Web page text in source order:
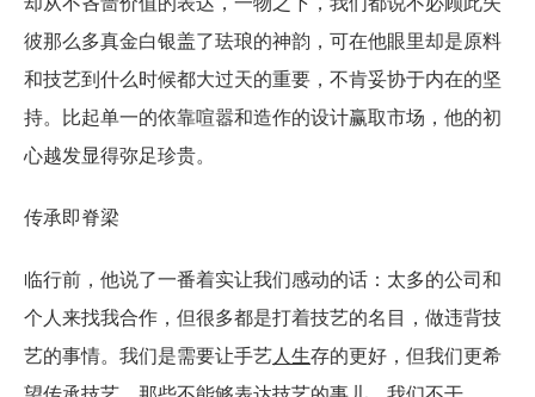
彼那么多真金白银盖了珐琅的神韵，可在他眼里却是原料
和技艺到什么时候都大过天的重要，不肯妥协于内在的坚
持。比起单一的依靠喧嚣和造作的设计赢取市场，他的初
心越发显得弥足珍贵。
传承即脊梁
临行前，他说了一番着实让我们感动的话：太多的公司和
个人来找我合作，但很多都是打着技艺的名目，做违背技
艺的事情。我们是需要让手艺人生存的更好，但我们更希